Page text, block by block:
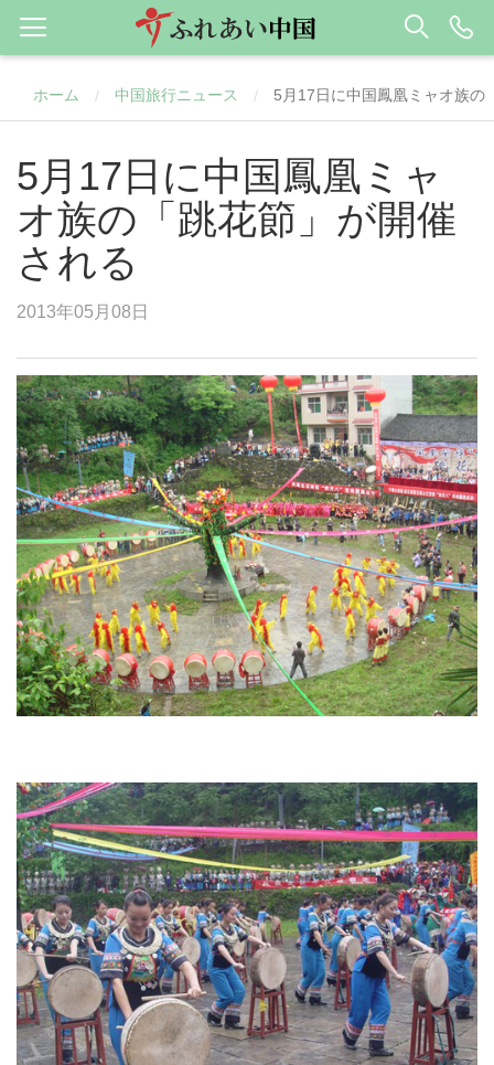
ホーム / 中国旅行ニュース / 5月17日に中国鳳凰ミャオ族の
5月17日に中国鳳凰ミャ
オ族の「跳花節」が開催
される
2013年05月08日